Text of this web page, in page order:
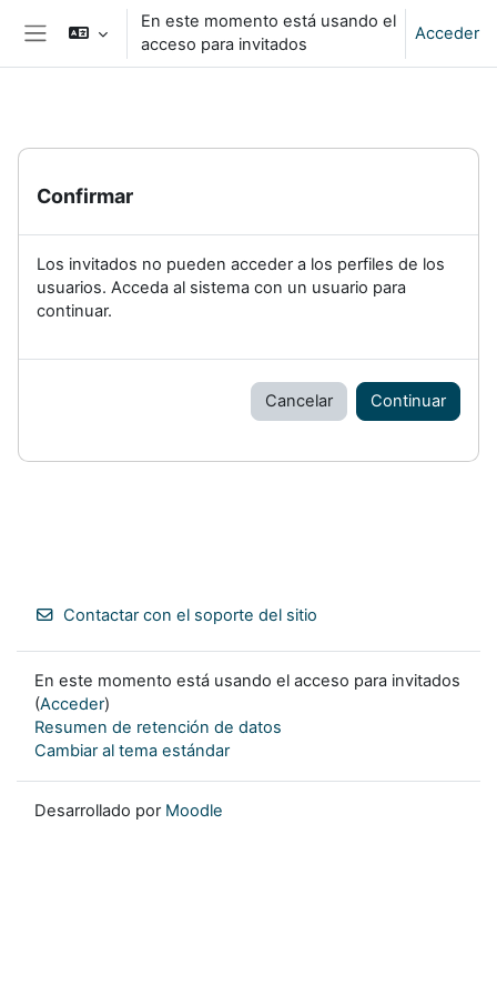
Salta al contenido principal
Panel lateral
En este momento está usando el
acceso para invitados
Acceder
Confirmar
Los invitados no pueden acceder a los perfiles de los
usuarios. Acceda al sistema con un usuario para
continuar.
Cancelar Continuar
Contactar con el soporte del sitio
En este momento está usando el acceso para invitados
(Acceder)
Resumen de retención de datos
Cambiar al tema estándar
Desarrollado por Moodle